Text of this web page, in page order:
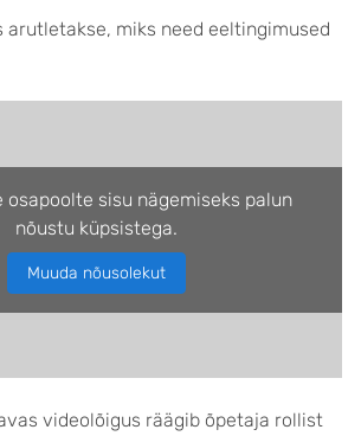
arutletakse, miks need eeltingimused
osapoolte sisu nägemiseks palun
nõustu küpsistega.
Muuda nõusolekut
videolõigus räägib õpetaja rollist